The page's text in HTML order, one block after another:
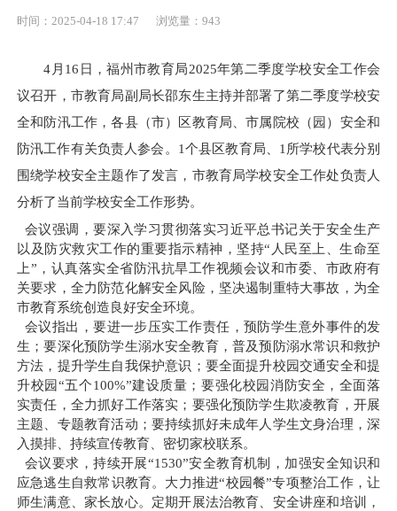
时间：2025-04-18 17:47 浏览量：943
4月16日，福州市教育局2025年第二季度学校安全工作会
议召开，市教育局副局长邵东生主持并部署了第二季度学校安
全和防汛工作，各县（市）区教育局、市属院校（园）安全和
防汛工作有关负责人参会。1个县区教育局、1所学校代表分别
围绕学校安全主题作了发言，市教育局学校安全工作处负责人
分析了当前学校安全工作形势。
会议强调，要深入学习贯彻落实习近平总书记关于安全生产
以及防灾救灾工作的重要指示精神，坚持“人民至上、生命至
上”，认真落实全省防汛抗旱工作视频会议和市委、市政府有
关要求，全力防范化解安全风险，坚决遏制重特大事故，为全
市教育系统创造良好安全环境。
会议指出，要进一步压实工作责任，预防学生意外事件的发
生；要深化预防学生溺水安全教育，普及预防溺水常识和救护
方法，提升学生自我保护意识；要全面提升校园交通安全和提
升校园“五个100%”建设质量；要强化校园消防安全，全面落
实责任，全力抓好工作落实；要强化预防学生欺凌教育，开展
主题、专题教育活动；要持续抓好未成年人学生文身治理，深
入摸排、持续宣传教育、密切家校联系。
会议要求，持续开展“1530”安全教育机制，加强安全知识和
应急逃生自救常识教育。大力推进“校园餐”专项整治工作，让
师生满意、家长放心。定期开展法治教育、安全讲座和培训，